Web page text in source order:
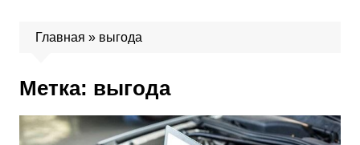
Главная » выгода
Метка: выгода